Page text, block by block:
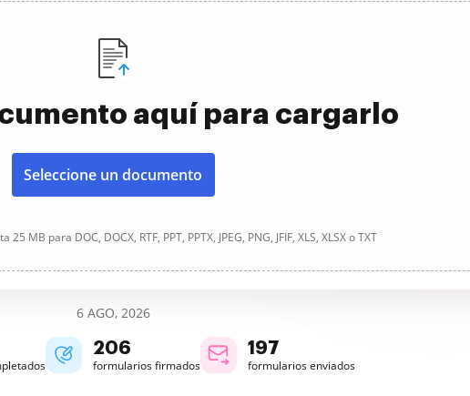
aquí para cargarlo
Seleccione un documento
MB para DOC, DOCX, RTF, PPT, PPTX, JPEG, PNG, JFIF, XLS, XLSX o TXT
6 AGO, 2026
206
formularios firmados
197
formularios enviados